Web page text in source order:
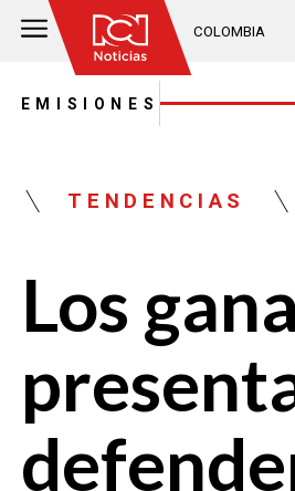
COLOMBIA
EMISIONES
TENDENCIAS
Los